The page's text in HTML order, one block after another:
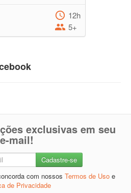
12h
5+
exclusivas em seu
e-mail!
com nossos Termos de Uso e
de Privacidade